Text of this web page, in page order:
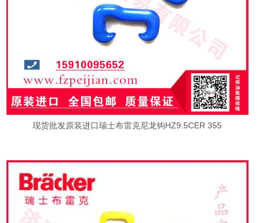
现货批发原装进口瑞士布雷克尼龙钩HZ9.5CER 355